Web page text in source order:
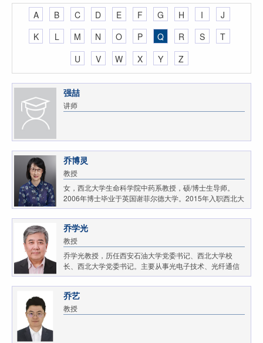
A B C D E F G H I
J
K
L M N O P Q R S
T
U
V W X Y Z
强喆
讲师
乔博灵
教授
女，西北大学生命科学院中药系教授，硕/博士生导师。
2006年博士毕业于英国谢菲尔德大学。2015年入职西北大
学生命科学院中药系，并任陕西省中药创新药物工程技术
研究中心（陕西省重点工程中心）主任。主要致力于中...
乔学光
教授
乔学光教授，历任西安石油大学党委书记、西北大学校
长、西北大学党委书记。主要从事光电子技术、光纤通信
与传感、油气田光纤测井、物探、油气管线检测等领域的
教学与研究工作。近十年，承担完成国家“863”计划项...
乔艺
教授